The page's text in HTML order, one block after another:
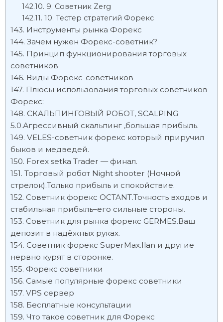
9. Советник Zerg
10. Тестер стратегий Форекс
Инструменты рынка Форекс
Зачем нужен Форекс-советник?
Принцип функционирования торговых
советников
Виды Форекс-советников
Плюсы использования торговых советников
Форекс:
СКАЛЬПИНГОВЫЙ РОБОТ, SCALPING
5.0.Агрессивный скальпинг ,большая прибыль.
VELES-советник форекс который приручил
быков и медведей.
Forex setka Trader — финал.
Торговый робот Night shooter (Ночной
стрелок).Только прибыль и спокойствие.
Советник форекс OCTANT.Точность входов и
стабильная прибыль–его сильные стороны.
Советник для рынка форекс GERMES.Ваш
депозит в надёжных руках.
Советник форекс SuperMax.Ilan и другие
нервно курят в сторонке.
Форекс советники
Самые популярные форекс советники
VPS сервер
Бесплатные консультации
Что такое советник для Форекс